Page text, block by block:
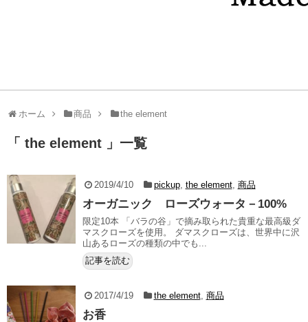
ホーム 商品 the element
「 the element 」一覧
2019/4/10 pickup, the element, 商品
オーガニック ローズウォータ－100%
限定10本 「バラの谷」で摘み取られた貴重な最高級ダ
マスクローズを使用。 ダマスクローズは、世界中に沢
山あるローズの種類の中でも...
記事を読む
2017/4/19 the element, 商品
お香